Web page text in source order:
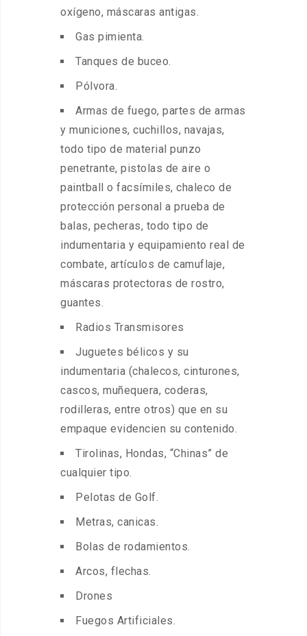
oxígeno, máscaras antigas.
Gas pimienta.
Tanques de buceo.
Pólvora.
Armas de fuego, partes de armas
y municiones, cuchillos, navajas,
todo tipo de material punzo
penetrante, pistolas de aire o
paintball o facsímiles, chaleco de
protección personal a prueba de
balas, pecheras, todo tipo de
indumentaria y equipamiento real de
combate, artículos de camuflaje,
máscaras protectoras de rostro,
guantes.
Radios Transmisores
Juguetes bélicos y su
indumentaria (chalecos, cinturones,
cascos, muñequera, coderas,
rodilleras, entre otros) que en su
empaque evidencien su contenido.
Tirolinas, Hondas, “Chinas” de
cualquier tipo.
Pelotas de Golf.
Metras, canicas.
Bolas de rodamientos.
Arcos, flechas.
Drones
Fuegos Artificiales.